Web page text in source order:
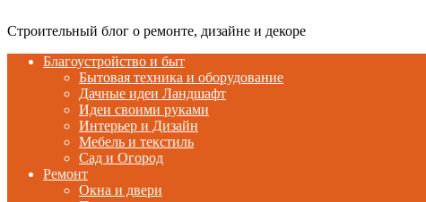
Строительный блог о ремонте, дизайне и декоре
Благоустройство и быт
Бытовая техника и оборудование
Дачные идеи Ландшафт
Идеи своими руками
Интерьер и Дизайн
Мебель и текстиль
Сад и Огород
Ремонт
Окна и двери